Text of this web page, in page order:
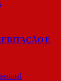
E